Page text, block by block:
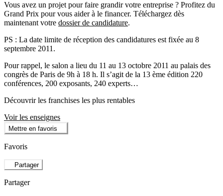
Vous avez un projet pour faire grandir votre entreprise ? Profitez du
Grand Prix pour vous aider à le financer. Téléchargez dès
maintenant votre dossier de candidature.
PS : La date limite de réception des candidatures est fixée au 8
septembre 2011.
Pour rappel, le salon a lieu du 11 au 13 octobre 2011 au palais des
congrès de Paris de 9h à 18 h. Il s’agit de la 13 ème édition 220
conférences, 200 exposants, 240 experts…
Découvrir les franchises les plus rentables
Voir les enseignes
Mettre en favoris
Favoris
Partager
Partager